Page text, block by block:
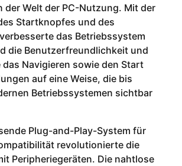
der Welt der PC-Nutzung. Mit der
Startknopfes und des
das Betriebssystem
die Benutzerfreundlichkeit und
Navigieren sowie den Start
auf eine Weise, die bis
Betriebssystemen sichtbar
Plug-and-Play-System für
revolutionierte die
Peripheriegeräten. Die nahtlose